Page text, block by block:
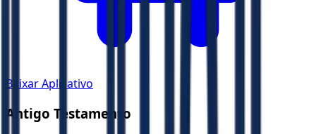
Baixar Aplicativo
Antigo Testamento